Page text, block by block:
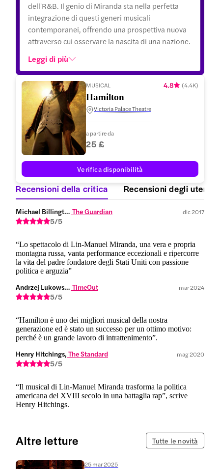
dell'R&B. Il genio di Miranda sta nella perfetta
integrazione di questi generi musicali
contemporanei, offrendo una prospettiva nuova
attraverso cui osservare la nascita di una nazione.
Leggi di più
MUSICAL 4.8 (4.4K)
Hamilton
Victoria Palace Theatre
a partire da
25 £
Verifica disponibilità
Recensioni della critica Recensioni degli utenti
Michael Billington, The Guardian dic 2017
5/5
“Lo spettacolo di Lin-Manuel Miranda, una vera e propria
montagna russa, vanta performance eccezionali e ripercorre
la vita del padre fondatore degli Stati Uniti con passione
politica e arguzia”
Andrzej Lukowski, TimeOut mar 2024
5/5
“Hamilton è uno dei migliori musical della nostra
generazione ed è stato un successo per un ottimo motivo:
perché è un grande lavoro di intrattenimento”.
Henry Hitchings, The Standard mag 2020
5/5
“Il musical di Lin-Manuel Miranda trasforma la politica
americana del XVIII secolo in una battaglia rap”, scrive
Henry Hitchings.
Altre letture Tutte le novità
25 mar 2025